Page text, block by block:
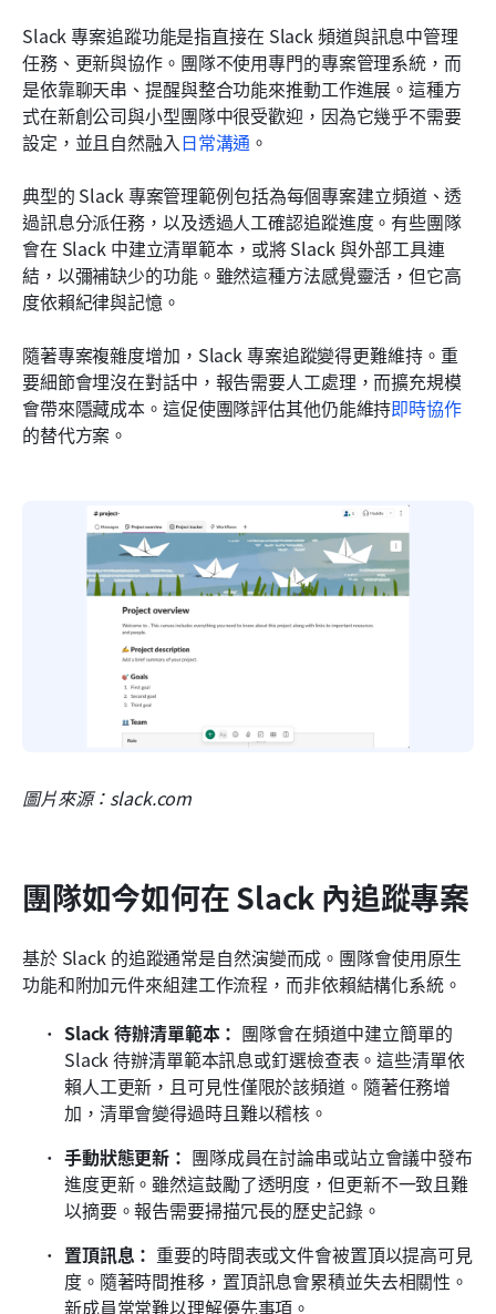
Slack 專案追蹤功能是指直接在 Slack 頻道與訊息中管理
任務、更新與協作。團隊不使用專門的專案管理系統，而
是依靠聊天串、提醒與整合功能來推動工作進展。這種方
式在新創公司與小型團隊中很受歡迎，因為它幾乎不需要
設定，並且自然融入日常溝通 。
典型的 Slack 專案管理範例包括為每個專案建立頻道、透
過訊息分派任務，以及透過人工確認追蹤進度。有些團隊
會在 Slack 中建立清單範本，或將 Slack 與外部工具連
結，以彌補缺少的功能。雖然這種方法感覺靈活，但它高
度依賴紀律與記憶。
隨著專案複雜度增加，Slack 專案追蹤變得更難維持。重
要細節會埋沒在對話中，報告需要人工處理，而擴充規模
會帶來隱藏成本。這促使團隊評估其他仍能維持即時協作
的替代方案。
圖片來源：slack.com
團隊如今如何在 Slack 內追蹤專案
基於 Slack 的追蹤通常是自然演變而成。團隊會使用原生
功能和附加元件來組建工作流程，而非依賴結構化系統。
Slack 待辦清單範本： 團隊會在頻道中建立簡單的
Slack 待辦清單範本訊息或釘選檢查表。這些清單依
賴人工更新，且可見性僅限於該頻道。隨著任務增
加，清單會變得過時且難以稽核。
手動狀態更新： 團隊成員在討論串或站立會議中發布
進度更新。雖然這鼓勵了透明度，但更新不一致且難
以摘要。報告需要掃描冗長的歷史記錄。
置頂訊息： 重要的時間表或文件會被置頂以提高可見
度。隨著時間推移，置頂訊息會累積並失去相關性。
新成員常常難以理解優先事項。